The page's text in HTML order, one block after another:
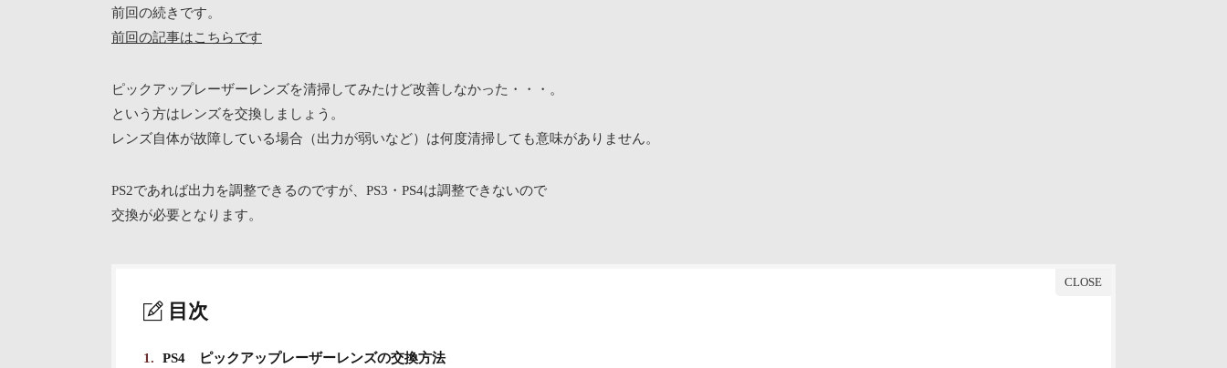
前回の続きです。
前回の記事はこちらです
ピックアップレーザーレンズを清掃してみたけど改善しなかった・・・。
という方はレンズを交換しましょう。
レンズ自体が故障している場合（出力が弱いなど）は何度清掃しても意味がありません。
PS2であれば出力を調整できるのですが、PS3・PS4は調整できないので
交換が必要となります。
目次
1. PS4 ピックアップレーザーレンズの交換方法